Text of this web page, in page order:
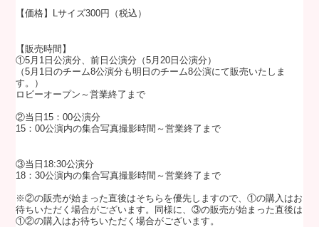
【価格】Lサイズ300円（税込）
【販売時間】
①5月1日公演分、前日公演分（5月20日公演分）
（5月1日のチーム8公演分も明日のチーム8公演にて販売いたしま
す。）
ロビーオープン～営業終了まで
②当日15：00公演分
15：00公演内の集合写真撮影時間 ～営業終了まで
③当日18:30公演分
18：30公演内の集合写真撮影時間～営業終了まで
※②の販売が始まった直後はそちらを優先しますので、①の購入はお
待ちいただく場合がございます 。同様に、③の販売が始まった直後は
①②の購入はお待ちいただく場合がございます。